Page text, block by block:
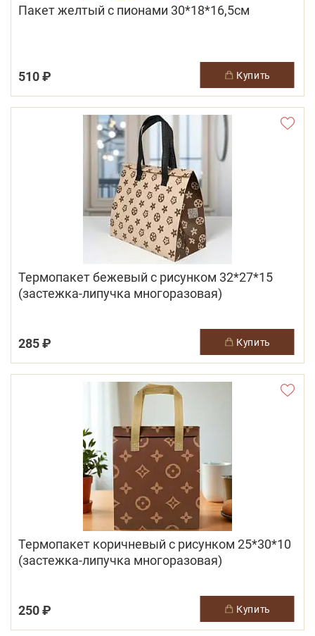
Пакет желтый с пионами 30*18*16,5см
510 ₽ купить
Термопакет бежевый с рисунком 32*27*15
(застежка-липучка многоразовая)
285 ₽ купить
Термопакет коричневый с рисунком 25*30*10
(застежка-липучка многоразовая)
250 ₽ купить